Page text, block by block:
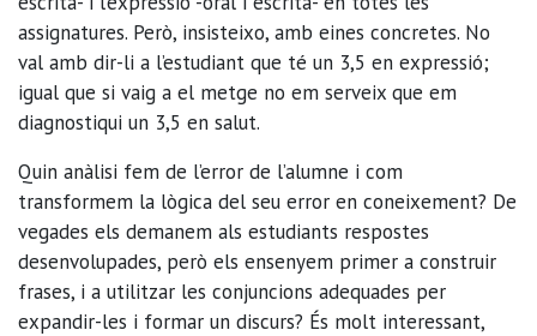
assignatures. Però, insisteixo, amb eines concretes. No
val amb dir-li a l’estudiant que té un 3,5 en expressió;
igual que si vaig a el metge no em serveix que em
diagnostiqui un 3,5 en salut.
Quin anàlisi fem de l’error de l’alumne i com
transformem la lògica del seu error en coneixement? De
vegades els demanem als estudiants respostes
desenvolupades, però els ensenyem primer a construir
frases, i a utilitzar les conjuncions adequades per
expandir-les i formar un discurs? És molt interessant,